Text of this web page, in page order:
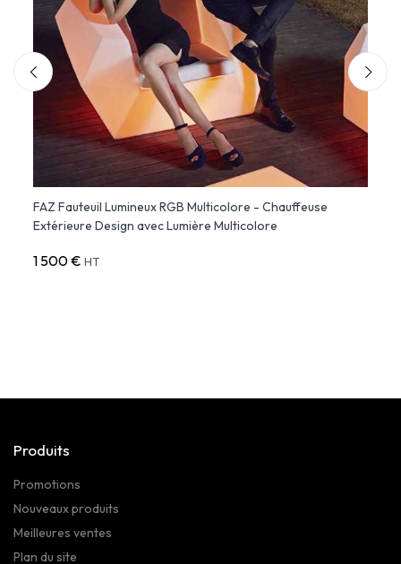
FAZ Fauteuil Lumineux RGB Multicolore - Chauffeuse
Extérieure Design avec Lumière Multicolore
1 500 € HT
Produits
Promotions
Nouveaux produits
Meilleures ventes
Plan du site